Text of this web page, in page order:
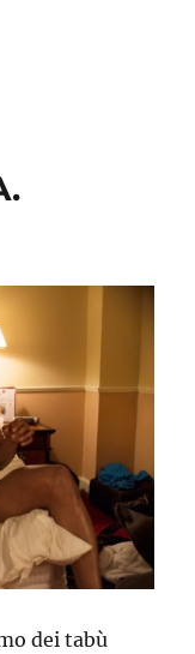
dei tabù